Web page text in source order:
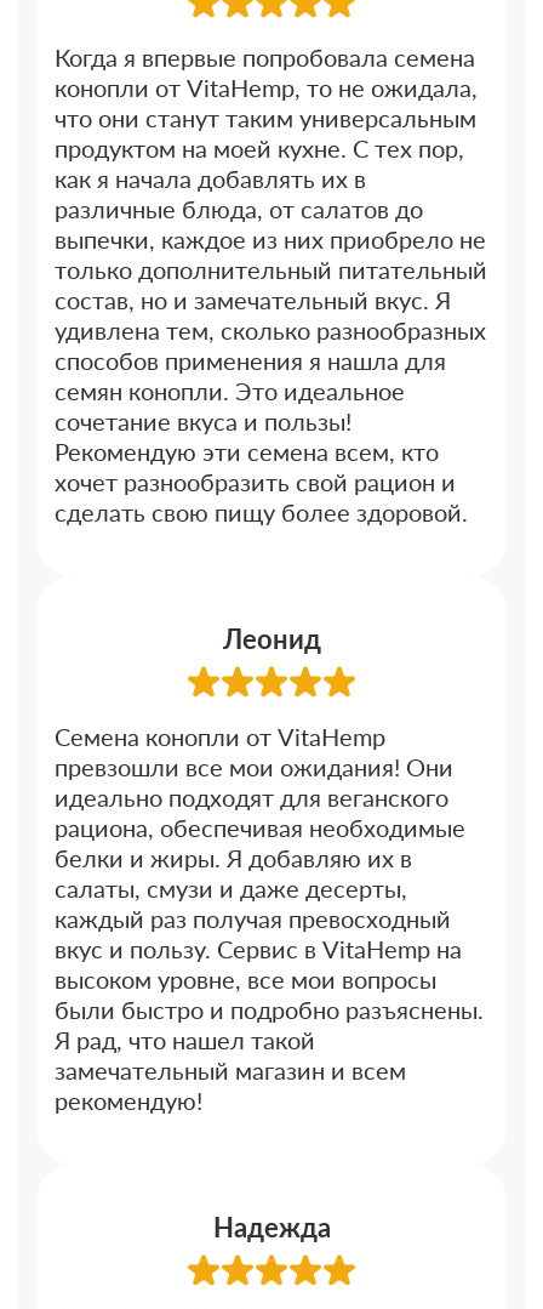
Когда я впервые попробовала семена
конопли от VitaHemp, то не ожидала,
что они станут таким универсальным
продуктом на моей кухне. С тех пор,
как я начала добавлять их в
различные блюда, от салатов до
выпечки, каждое из них приобрело не
только дополнительный питательный
состав, но и замечательный вкус. Я
удивлена тем, сколько разнообразных
способов применения я нашла для
семян конопли. Это идеальное
сочетание вкуса и пользы!
Рекомендую эти семена всем, кто
хочет разнообразить свой рацион и
сделать свою пищу более здоровой.
Леонид
Семена конопли от VitaHemp
превзошли все мои ожидания! Они
идеально подходят для веганского
рациона, обеспечивая необходимые
белки и жиры. Я добавляю их в
салаты, смузи и даже десерты,
каждый раз получая превосходный
вкус и пользу. Сервис в VitaHemp на
высоком уровне, все мои вопросы
были быстро и подробно разъяснены.
Я рад, что нашел такой
замечательный магазин и всем
рекомендую!
Надежда